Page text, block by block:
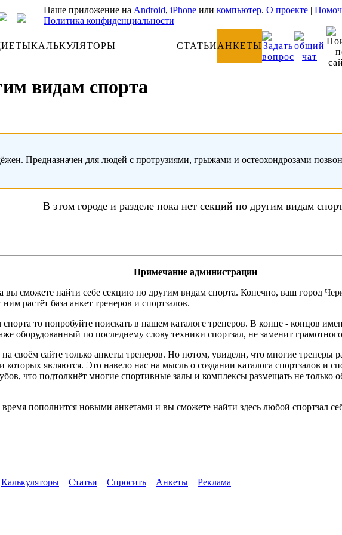
Наше приложение на Android, iPhone или компьютер. О проекте |
Политика конфиденциальности
КАЛЬКУЛЯТОРЫ СТАТЬИАНКЕТЫ
видам спорта
Предназначен для людей с протрузиями, грыжами и остеохондрозами
В этом городе и разделе пока нет секций по другим видам
Примечание администрации
сможете найти себе секцию по другим видам спорта. Конечно, ваш город
растёт база анкет тренеров и спортзалов.
то попробуйте поискать в нашем каталоге тренеров. В конце - концов
оборудованный по последнему слову техники спортзал, не заменит
своём сайте только анкеты тренеров. Но потом, увидели, что многие тренеры
являются. Это навело нас на мысль о создании каталога спортзалов и
что подтолкнёт многие спортивные залы и комплексы размещать не
пополнится новыми анкетами и вы сможете найти здесь любой спортзал
Калькуляторы Статьи Спросить Анкеты Реклама